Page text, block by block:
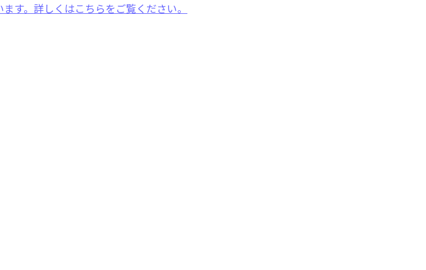
す。 詳しくはこちらをご覧ください。